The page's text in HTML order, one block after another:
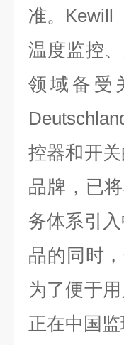
准。Kewill
温度监控
领域备受
控器和开
品牌，已
务体系引
品的同时
为了便于
正在中国